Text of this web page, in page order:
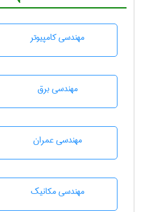
مهندسی كامپيوتر
مهندسی برق
مهندسی عمران
مهندسی مکانیک